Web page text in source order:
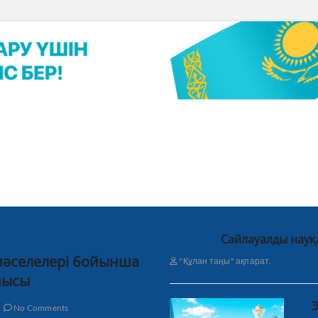
бойынша
No Comments
Сайлауалды
"Құлан таңы" ақпарат.